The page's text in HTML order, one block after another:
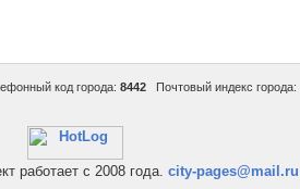
код города: 8442 Почтовый индекс города:
работает с 2008 года. city-pages@mail.ru